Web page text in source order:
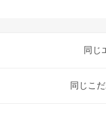
同じ
同じこ